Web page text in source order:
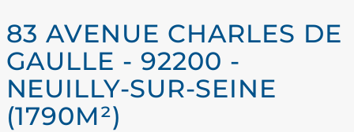
83 AVENUE CHARLES DE
GAULLE - 92200 -
NEUILLY-SUR-SEINE
(1790M²)